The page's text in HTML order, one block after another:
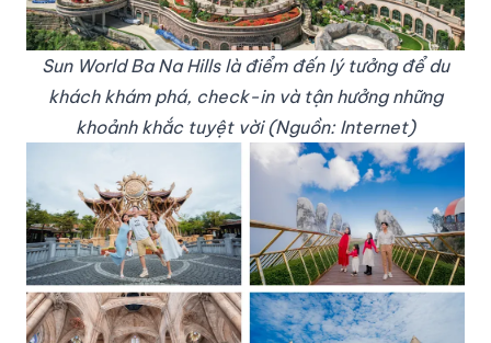
Sun World Ba Na Hills là điểm đến lý tưởng để du
khách khám phá, check-in và tận hưởng những
khoảnh khắc tuyệt vời (Nguồn: Internet)